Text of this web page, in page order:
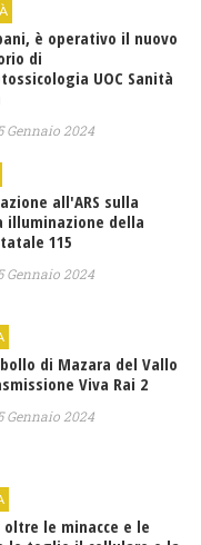
è operativo il nuovo
di
UOC Sanità
Gennaio 2024
all'ARS sulla
illuminazione della
115
Gennaio 2024
di Mazara del Vallo
Viva Rai 2
Gennaio 2024
oltre le minacce e le